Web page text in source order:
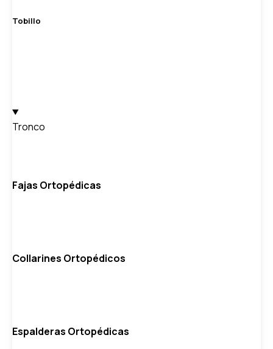
Tobillo
Tronco
Fajas Ortopédicas
Collarines Ortopédicos
Espalderas Ortopédicas